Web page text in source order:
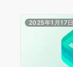
2025年1月17日